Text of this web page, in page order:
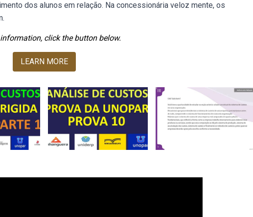
dos alunos em relação. Na concessionária veloz mente, os
click the button below.
LEARN MORE